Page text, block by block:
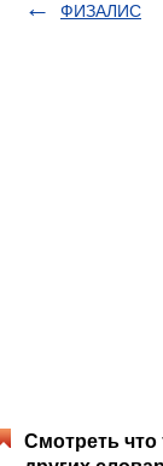
ФИЗАЛИС
Смотреть